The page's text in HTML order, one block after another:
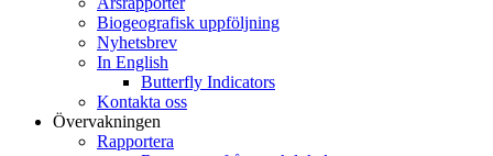
Biogeografisk uppföljning
Nyhetsbrev
In English
Butterfly Indicators
Kontakta oss
Övervakningen
Rapportera